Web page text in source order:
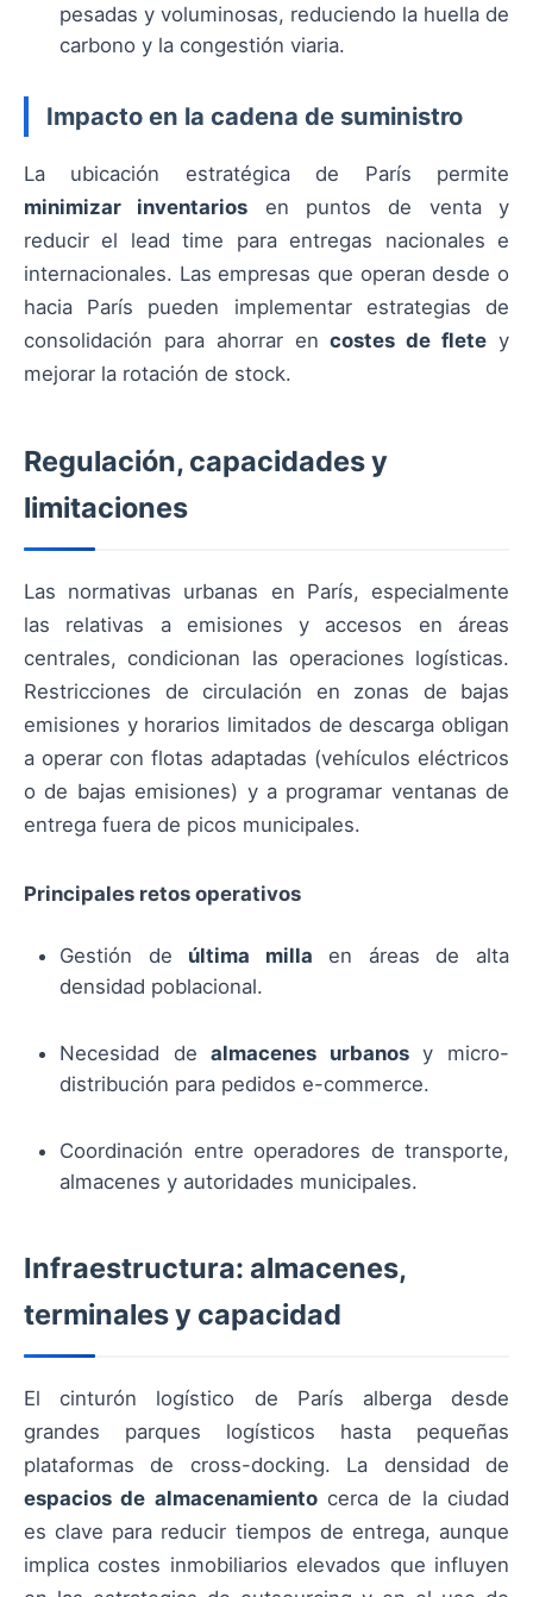
pesadas y voluminosas, reduciendo la huella de
carbono y la congestión viaria.
Impacto en la cadena de suministro
La ubicación estratégica de París permite
minimizar inventarios en puntos de venta y
reducir el lead time para entregas nacionales e
internacionales. Las empresas que operan desde o
hacia París pueden implementar estrategias de
consolidación para ahorrar encostes de flete y
mejorar la rotación de stock.
Regulación, capacidades y
limitaciones
Las normativas urbanas en París, especialmente
las relativas a emisiones y accesos en áreas
centrales, condicionan las operaciones logísticas.
Restricciones de circulación en zonas de bajas
emisiones y horarios limitados de descarga obligan
a operar con flotas adaptadas (vehículos eléctricos
o de bajas emisiones) y a programar ventanas de
entrega fuera de picos municipales.
Principales retos operativos
Gestión de última milla en áreas de alta
densidad poblacional.
Necesidad dealmacenes urbanosy micro-
distribución para pedidos e-commerce.
Coordinación entre operadores de transporte,
almacenes y autoridades municipales.
Infraestructura: almacenes,
terminales y capacidad
El cinturón logístico de París alberga desde
grandes parques logísticos hasta pequeñas
plataformas de cross-docking. La densidad de
espacios de almacenamientocerca de la ciudad
es clave para reducir tiempos de entrega, aunque
implica costes inmobiliarios elevados que influyen